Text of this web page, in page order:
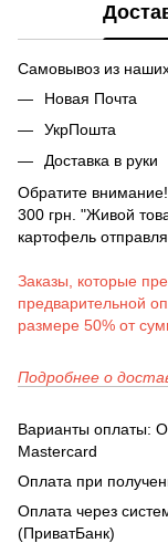
Самовывоз из
Новая Почта
УкрПошта
Доставка в руки
Обратите
300 грн. "Живой
картофель
Заказы, которые
предварительной
размере 50% от
Подробнее о
Варианты оплаты:
Mastercard
Оплата при
Оплата через
(ПриватБанк)